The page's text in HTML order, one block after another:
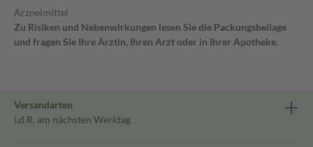
Arzneimittel
Zu Risiken und Nebenwirkungen lesen Sie die Packungsbeilage
und fragen Sie Ihre Ärztin, Ihren Arzt oder in Ihrer Apotheke.
Versandarten
i.d.R. am nächsten Werktag